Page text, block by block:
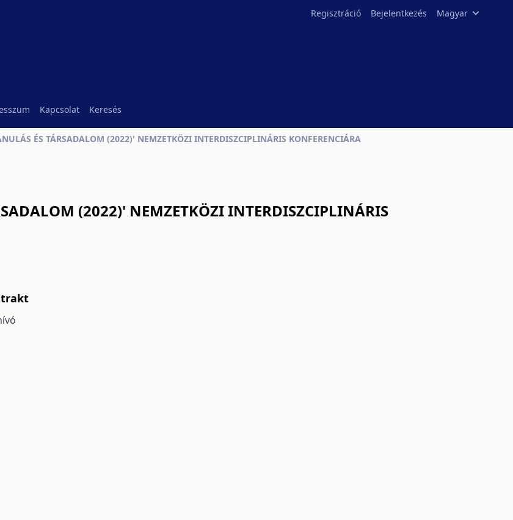
Regisztráció Bejelentkezés Magyar
Kapcsolat Keresés
ÉS TÁRSADALOM (2022)' NEMZETKÖZI INTERDISZCIPLINÁRIS KONFERENCIÁRA
(2022)' NEMZETKÖZI INTERDISZCIPLINÁRIS